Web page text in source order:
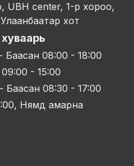
UBH center, 1-р хороо,
Улаанбаатар хот
08:00 - 18:00
- 15:00
Баасан 08:30 - 17:00
Нямд амарна